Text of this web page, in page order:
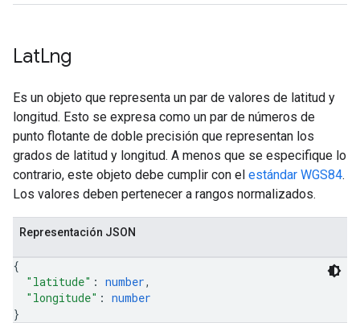
LatLng
Es un objeto que representa un par de valores de latitud y
longitud. Esto se expresa como un par de números de
punto flotante de doble precisión que representan los
grados de latitud y longitud. A menos que se especifique lo
contrario, este objeto debe cumplir con el estándar WGS84.
Los valores deben pertenecer a rangos normalizados.
Representación JSON
{
"latitude" : number,
"longitude" : number
}